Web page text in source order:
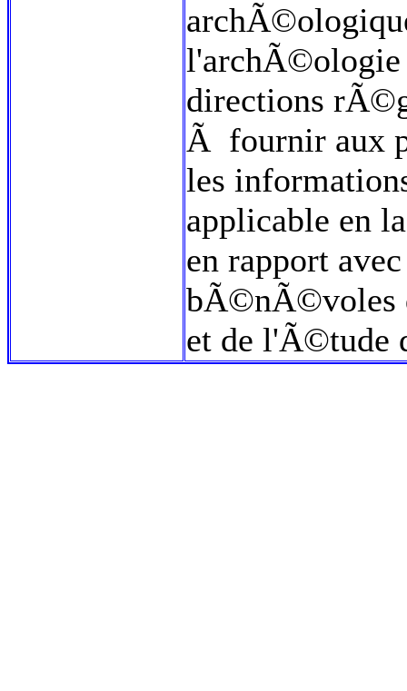
l'archÃ©ologie
directions
Ã fournir aux
les
applicable en
en rapport
bÃ©nÃ©voles
et de l'Ã©tude